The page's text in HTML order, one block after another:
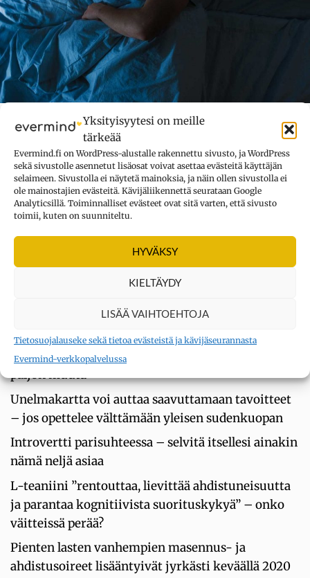
Yksityisyytesi on meille
tärkeää
Evermind.fi on WordPress-alustalle rakennettu sivusto, ja WordPress
sekä sivustolle asennetut lisäosat voivat asettaa evästeitä käyttäjän
selaimeen. Sivustolla ei näytetä mainoksia, ja näin ollen sivustolla ei
ole mainostajien evästeitä. Kävijäliikennettä seurataan Google
Analyticsillä. Toiminnalliset evästeet ovat sitä varten, että sivusto
toimii, kuten on suunniteltu.
HYVÄKSY
KIELTÄYDY
LISÄÄ VAIHTOEHTOJA
Tietosuojalauseke sekä tietoa evästeistä ja kävijäseurannasta
Evermind-verkkopalvelussa
Painopeitto – ihmelääke unettomuuteen,
ahdistuneisuuteen ja stressiin?
Painopeitto on unitietoisen viimeisin hittituote. Mainospuheissa
sen kehutaan auttavan unettomuuteen, rauhoittavan, lievittävän
stressiä ja vähentävän ahdistuneisuutta. Mihin väitteet
perustuvat? Löytyykö niille tieteellistä tukea?
Oksitosiini on rakkaushormoni – mutta myös
paljon muuta
Unelmakartta voi auttaa saavuttamaan tavoitteet
– jos opettelee välttämään yleisen sudenkuopan
Introvertti parisuhteessa – selvitä itsellesi ainakin
nämä neljä asiaa
L-teaniini ”rentouttaa, lievittää ahdistuneisuutta
ja parantaa kognitiivista suorituskykyä” – onko
väitteissä perää?
Pienten lasten vanhempien masennus- ja
ahdistusoireet lisääntyivät jyrkästi keväällä 2020